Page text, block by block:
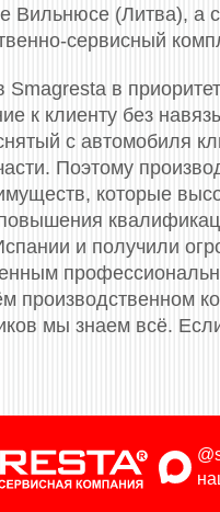
Вильнюсе (Литва), а
сервисный
в
к клиенту без
с автомобиля
Поэтому
которые
и получили
производственном
мы знаем всё.